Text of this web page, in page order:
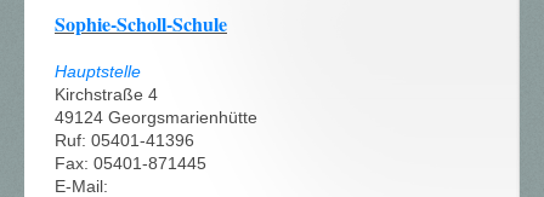
Sophie-Scholl-Schule
Hauptstelle
Kirchstraße 4
49124 Georgsmarienhütte
Ruf: 05401-41396
Fax: 05401-871445
E-Mail: